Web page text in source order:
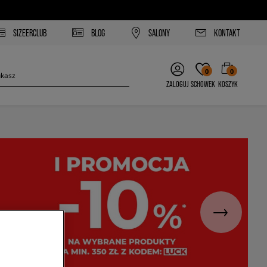
SIZEERCLUB BLOG SALONY KONTAKT
ZALOGUJ
0
SCHOWEK
0
KOSZYK